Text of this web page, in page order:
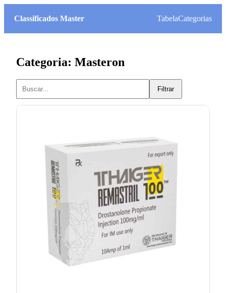
Classificados Master TabelaCategorias
Categoria: Masteron
Filtrar